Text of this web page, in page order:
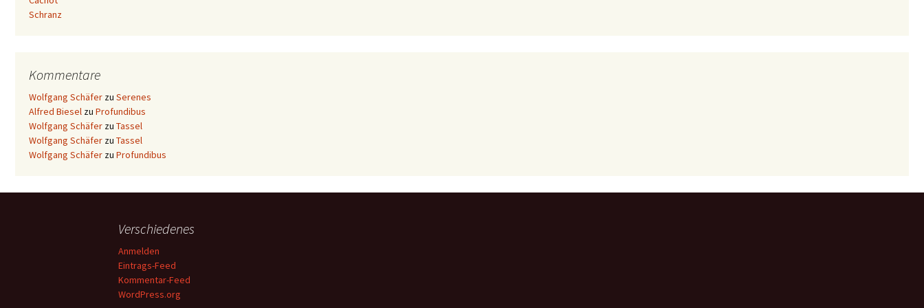
Schranz
Kommentare
Wolfgang Schäfer zu Serenes
Alfred Biesel zu Profundibus
Wolfgang Schäfer zu Tassel
Wolfgang Schäfer zu Tassel
Wolfgang Schäfer zu Profundibus
Verschiedenes
Anmelden
Eintrags-Feed
Kommentar-Feed
WordPress.org